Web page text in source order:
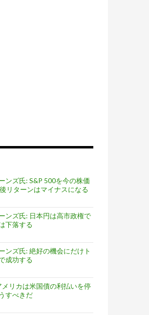
ンズ氏: S&P 500を今の株価
リターンはマイナスになる
ンズ氏: 日本円は高市政権で
下落する
ンズ氏: 絶好の機会にだけト
成功する
リカは米国債の利払いを停
すべきだ